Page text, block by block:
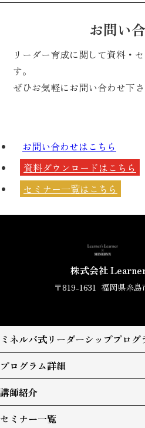
お問い
リーダー育成に関して資料・
す。
ぜひお気軽にお問い合わせ下さ
お問い合わせはこちら
資料ダウンロードはこちら
セミナー一覧はこちら
株式会社
〒819-1631 福岡県糸島
ミネルバ式リーダーシッププログ
プログラム詳細
講師紹介
セミナー一覧